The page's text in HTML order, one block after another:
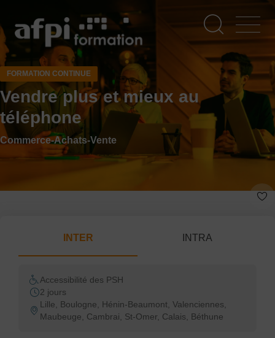
contenu
principal
FORMATION CONTINUE
Vendre plus et mieux au
téléphone
Commerce-Achats-Vente
INTER INTRA
Accessibilité des PSH
2 jours
Lille, Boulogne, Hénin-Beaumont, Valenciennes,
Maubeuge, Cambrai, St-Omer, Calais, Béthune